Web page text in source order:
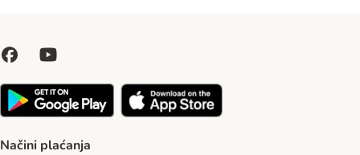
Načini plaćanja